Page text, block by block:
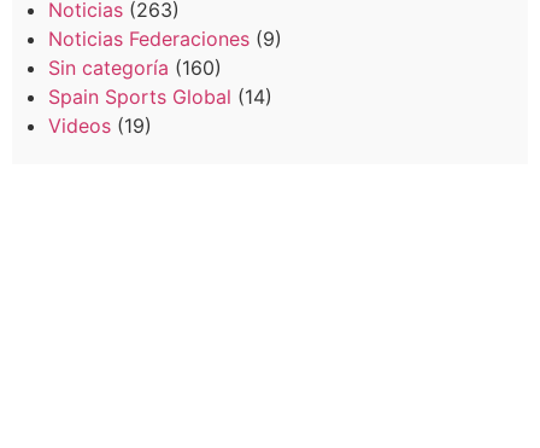
Noticias (263)
Noticias Federaciones (9)
Sin categoría (160)
Spain Sports Global (14)
Videos (19)